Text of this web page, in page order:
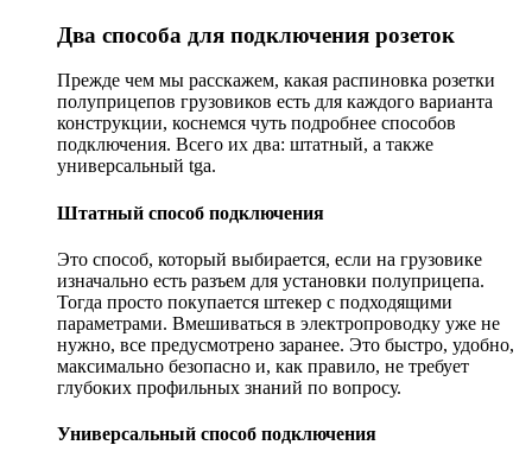
Два способа для подключения розеток
Прежде чем мы расскажем, какая распиновка розетки
полуприцепов грузовиков есть для каждого варианта
конструкции, коснемся чуть подробнее способов
подключения. Всего их два: штатный, а также
универсальный tga.
Штатный способ подключения
Это способ, который выбирается, если на грузовике
изначально есть разъем для установки полуприцепа.
Тогда просто покупается штекер с подходящими
параметрами. Вмешиваться в электропроводку уже не
нужно, все предусмотрено заранее. Это быстро, удобно,
максимально безопасно и, как правило, не требует
глубоких профильных знаний по вопросу.
Универсальный способ подключения